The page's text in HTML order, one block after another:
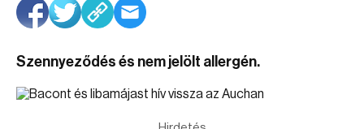
Szennyeződés és nem jelölt allergén.